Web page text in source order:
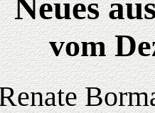
Neues
vom